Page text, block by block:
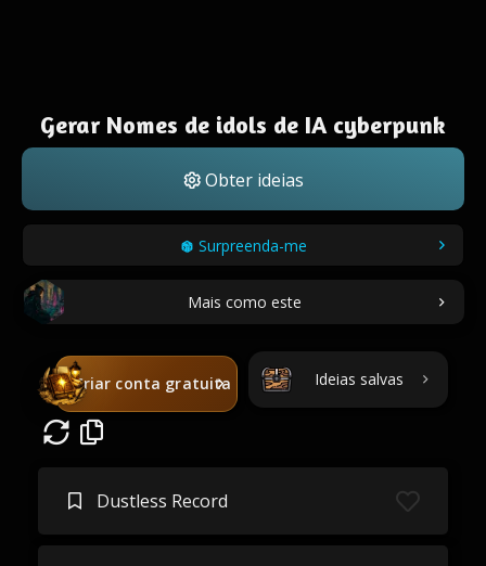
Gerar Nomes de idols de IA cyberpunk
Obter ideias
Surpreenda-me
Mais como este
Criar conta gratuita Ideias salvas
Dustless Record